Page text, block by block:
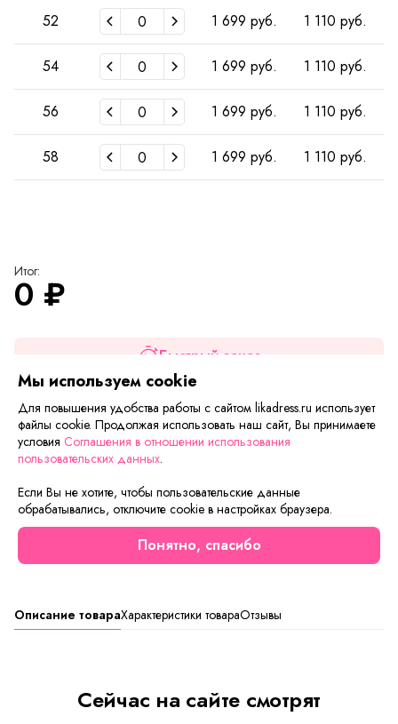
52 1 699 руб. 1 110 руб.
54 1 699 руб. 1 110 руб.
56 1 699 руб. 1 110 руб.
58 1 699 руб. 1 110 руб.
Итог:
0 ₽
Быстрый заказ
Добавить в корзину
Если вам нужна только эта модель, можете
воспользоваться функцией «Быстрый заказ».
Заполните форму, и через короткое время вам
перезвонит менеджер. Он уточнит все условия заказа,
ответит на вопросы, а также подскажет о вариантах
Описание товараХарактеристики товараОтзывы
Сейчас на сайте смотрят
Мы используем cookie
Для повышения удобства работы с сайтом likadress.ru использует
файлы cookie. Продолжая использовать наш сайт, Вы принимаете
условия Соглашения в отношении использования
пользовательских данных.
Если Вы не хотите, чтобы пользовательские данные
обрабатывались, отключите cookie в настройках браузера.
Понятно, спасибо